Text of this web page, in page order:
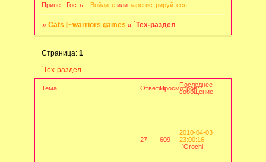
Привет, Гость! Войдитеили зарегистрируйтесь.
»Cats [~warriors games » `Тех-раздел
`Тех-раздел
Страница:1
Тема ОтветовПросмотровПоследнее
сообщение
27 609
2010-04-03
23:00:16
`Orochi